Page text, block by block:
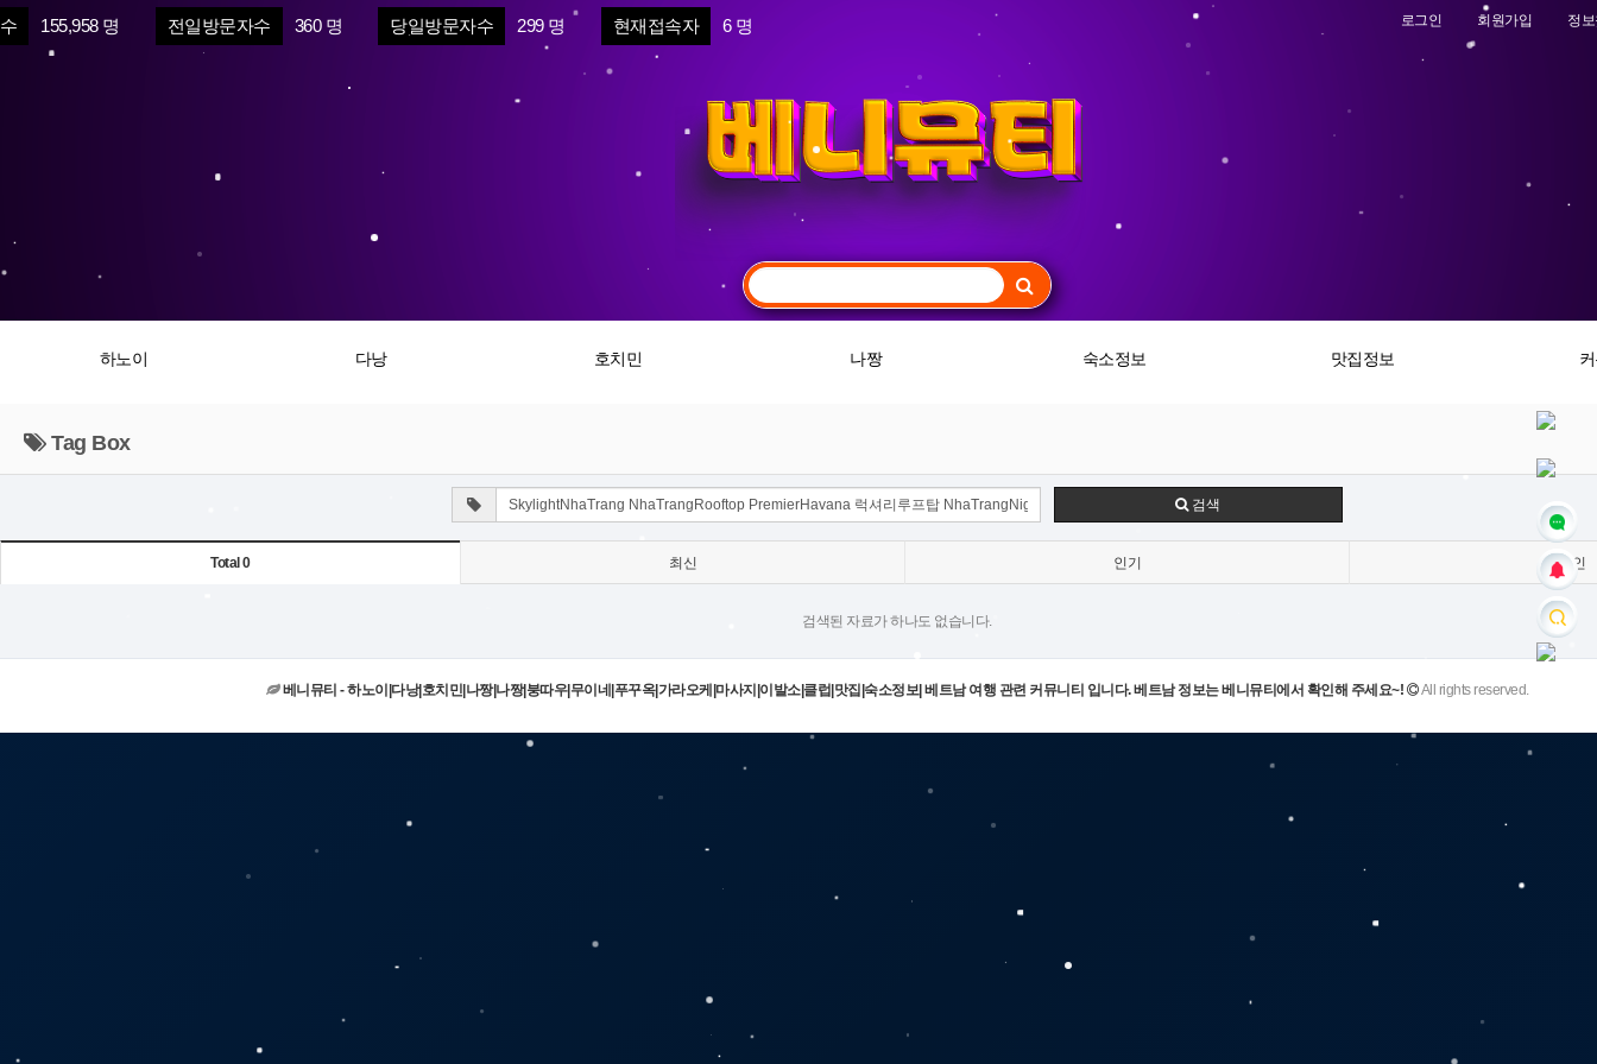
155,958 명 전일방문자수 360 명 당일방문자수 299 명 현재접속자 6 명 로그인 회원가입 정
하노이 다낭 호치민 나짱 숙소정보 맛집정보
Tag Box
검색
Total 0 최신 인기 색인
검색된 자료가 하나도 없습니다.
베니뮤티 - 하노이|다낭|호치민|나짱|나짱|붕따우|무이네|푸꾸옥|가라오케|마사지|이발소|클럽|맛집|숙소정보| 베트남 여행 관련 커뮤니티 입니다. 베트남 정보는 베니뮤티에서 확인해 주세요~! All rights reserved.